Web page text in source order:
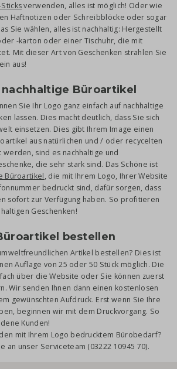
Sticksverwenden, alles ist möglich! Oder wie
Haftnotizen oder Schreibblöcke oder sogar
Sie wählen, alles ist nachhaltig: Hergestellt
-karton oder einer Tischuhr, die mit
Mit dieser Art von Geschenken strahlen Sie
aus!
Büroartikel
Sie Ihr Logo ganz einfach auf nachhaltige
lassen. Dies macht deutlich, dass Sie sich
einsetzen. Dies gibt Ihrem Image einen
aus natürlichen und / oder recycelten
sind es nachhaltige und
die sehr stark sind. Das Schöne ist
Büroartikel, die mit Ihrem Logo, Ihrer Website
bedruckt sind, dafür sorgen, dass
sofort zur Verfügung haben. So profitieren
Geschenken!
bestellen
Artikel bestellen? Dies ist
Auflage von 25 oder 50 Stück möglich. Die
über die Website oder Sie können zuerst
Wir senden Ihnen dann einen kostenlosen
gewünschten Aufdruck. Erst wenn Sie Ihre
beginnen wir mit dem Druckvorgang. So
Kunden!
mit Ihrem Logo bedrucktem Bürobedarf?
an unser Serviceteam (03222 10945 70).